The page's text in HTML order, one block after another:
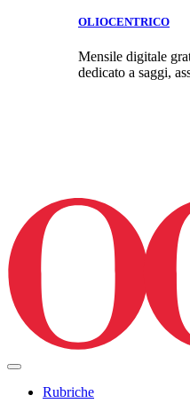
OLIOCENTRICO
Mensile digitale
dedicato a saggi,
Rubriche